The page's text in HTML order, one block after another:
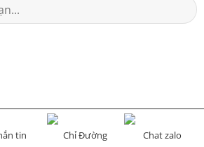
tin Chỉ Đường Chat zalo